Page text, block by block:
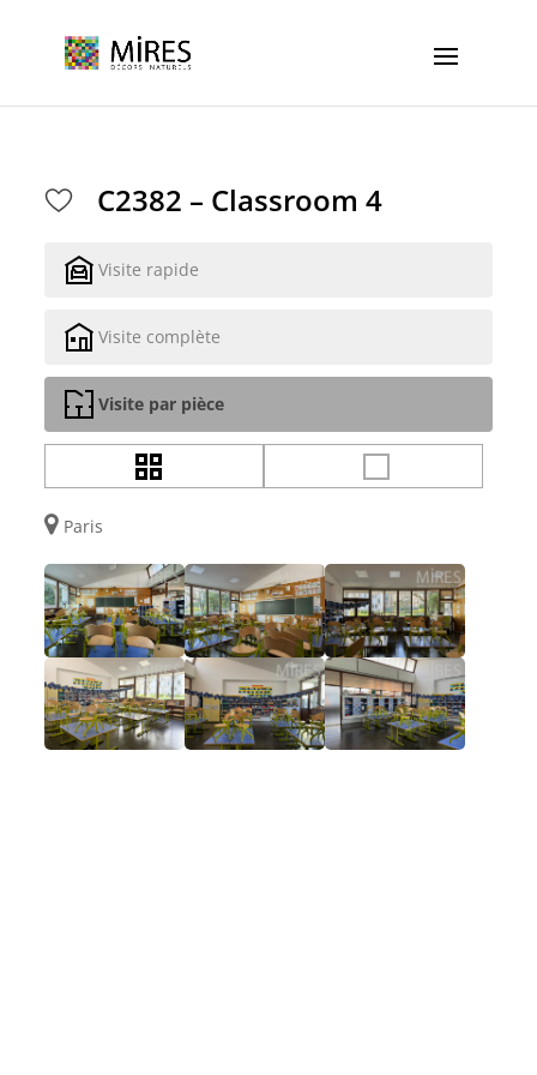
C2382 – Classroom 4
Visite rapide
Visite complète
Visite par pièce
Paris